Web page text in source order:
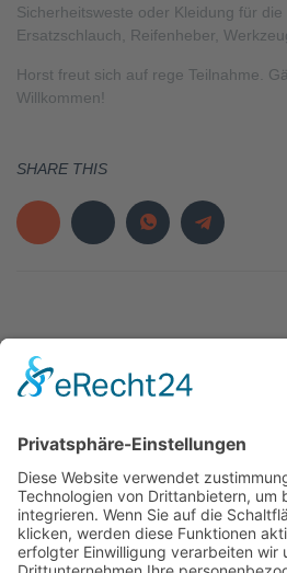
Sicherheitsweste oder Kleidung für
Ersatzschlauch, Reifenheber,
Horst freut sich auf rege Teilnahme.
Willkommen!
SHARE THIS
LINKS
Verein
Rennrad